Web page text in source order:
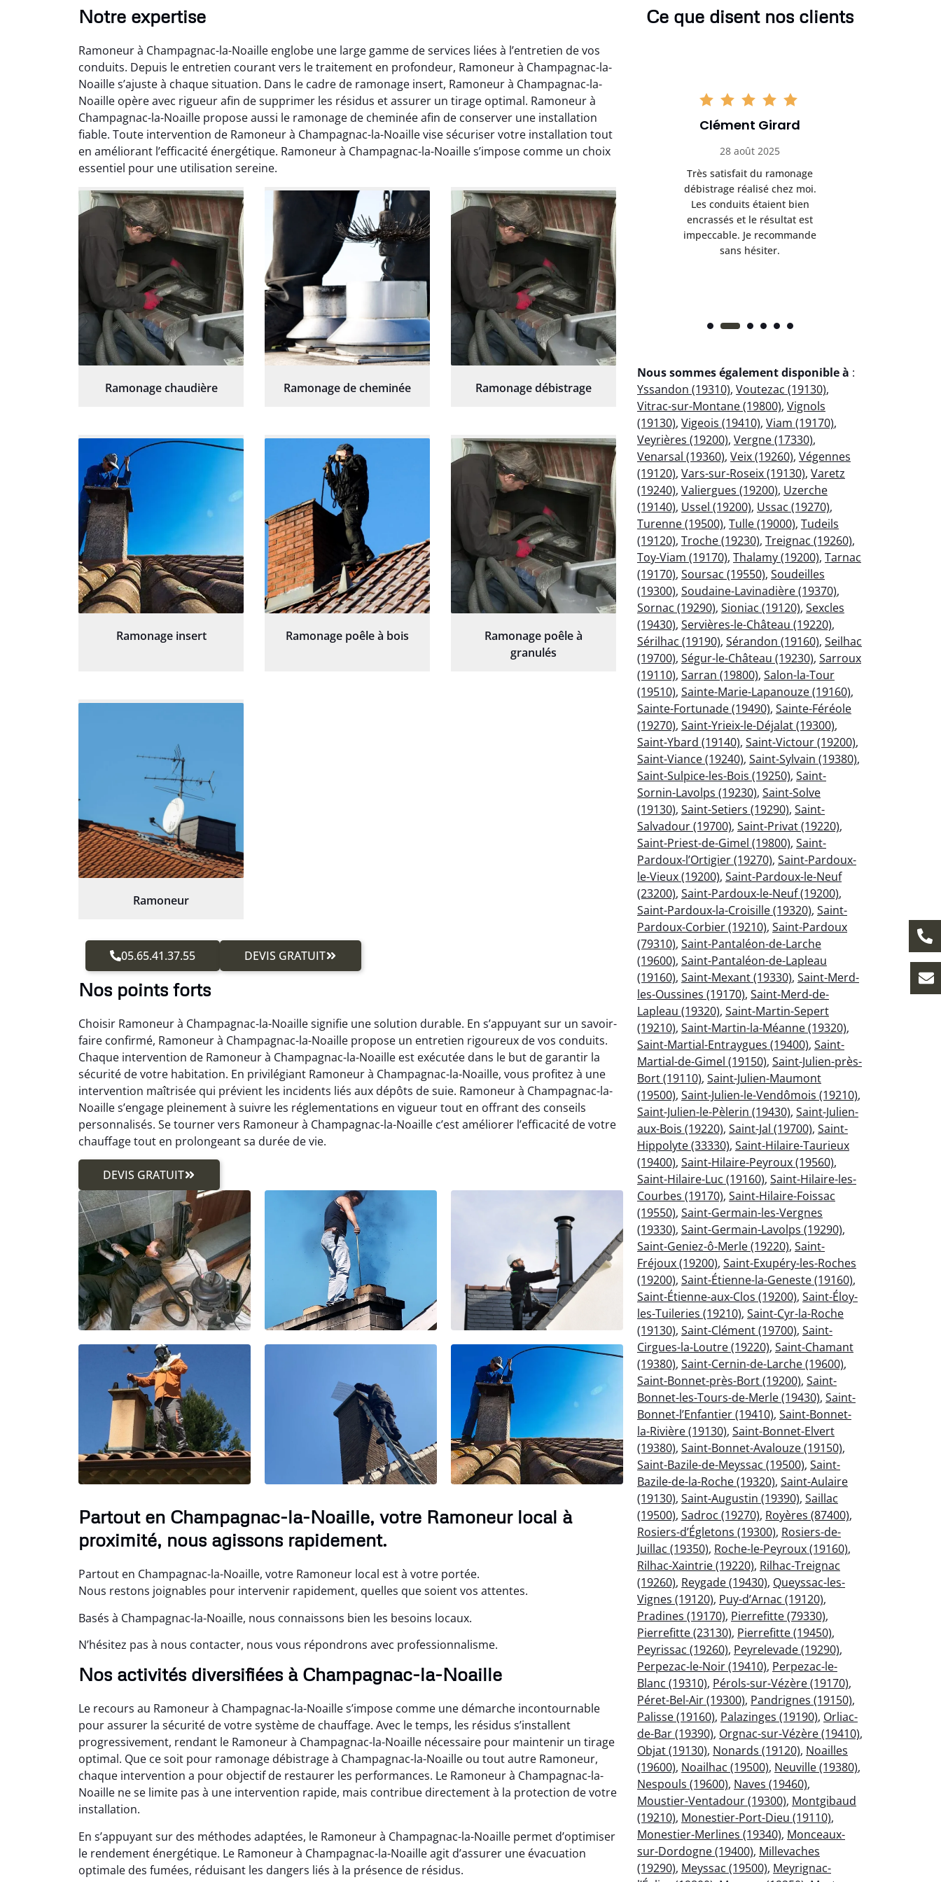
Notre expertise
Ramoneur à Champagnac-la-Noaille englobe une large gamme de services liées à l’entretien de vos
conduits. Depuis le entretien courant vers le traitement en profondeur, Ramoneur à Champagnac-la-
Noaille s’ajuste à chaque situation. Dans le cadre de ramonage insert, Ramoneur à Champagnac-la-
Noaille opère avec rigueur afin de supprimer les résidus et assurer un tirage optimal. Ramoneur à
Champagnac-la-Noaille propose aussi le ramonage de cheminée afin de conserver une installation
fiable. Toute intervention de Ramoneur à Champagnac-la-Noaille vise sécuriser votre installation tout
en améliorant l’efficacité énergétique. Ramoneur à Champagnac-la-Noaille s’impose comme un choix
essentiel pour une utilisation sereine.
Ramonage chaudière Ramonage de cheminée Ramonage débistrage
Ramonage insert Ramonage poêle à bois
Ramonage poêle à
granulés
Ramoneur
05.65.41.37.55 DEVIS GRATUIT
Nos points forts
Choisir Ramoneur à Champagnac-la-Noaille signifie une solution durable. En s’appuyant sur un savoir-
faire confirmé, Ramoneur à Champagnac-la-Noaille propose un entretien rigoureux de vos conduits.
Chaque intervention de Ramoneur à Champagnac-la-Noaille est exécutée dans le but de garantir la
sécurité de votre habitation. En privilégiant Ramoneur à Champagnac-la-Noaille, vous profitez à une
intervention maîtrisée qui prévient les incidents liés aux dépôts de suie. Ramoneur à Champagnac-la-
Noaille s’engage pleinement à suivre les réglementations en vigueur tout en offrant des conseils
personnalisés. Se tourner vers Ramoneur à Champagnac-la-Noaille c’est améliorer l’efficacité de votre
chauffage tout en prolongeant sa durée de vie.
DEVIS GRATUIT
Partout en Champagnac-la-Noaille, votre Ramoneur local à
proximité, nous agissons rapidement.
Partout en Champagnac-la-Noaille, votre Ramoneur local est à votre portée.
Nous restons joignables pour intervenir rapidement, quelles que soient vos attentes.
Basés à Champagnac-la-Noaille, nous connaissons bien les besoins locaux.
N’hésitez pas à nous contacter, nous vous répondrons avec professionnalisme.
Nos activités diversifiées à Champagnac-la-Noaille
Le recours au Ramoneur à Champagnac-la-Noaille s’impose comme une démarche incontournable
pour assurer la sécurité de votre système de chauffage. Avec le temps, les résidus s’installent
progressivement, rendant le Ramoneur à Champagnac-la-Noaille nécessaire pour maintenir un tirage
optimal. Que ce soit pour ramonage débistrage à Champagnac-la-Noaille ou tout autre Ramoneur,
chaque intervention a pour objectif de restaurer les performances. Le Ramoneur à Champagnac-la-
Noaille ne se limite pas à une intervention rapide, mais contribue directement à la protection de votre
installation.
En s’appuyant sur des méthodes adaptées, le Ramoneur à Champagnac-la-Noaille permet d’optimiser
le rendement énergétique. Le Ramoneur à Champagnac-la-Noaille agit d’assurer une évacuation
optimale des fumées, réduisant les dangers liés à la présence de résidus.
Ce que disent nos clients
Nicolas Perrin
22 janvier 2026
propre pour le ramonage
débistrage. On sent tout de
suite la différence au niveau
du tirage. Très satisfait.
Yannick Morel
12 juillet 2025
pour le ramonage débistrage
de ma cheminée. Le tirage
est nettement meilleur et
plus aucune odeur. Travail
propre et rapide.
Clément Girard
28 août 2025
Très satisfait du ramonage
débistrage réalisé chez moi.
Les conduits étaient bien
encrassés et le résultat est
impeccable. Je recommande
sans hésiter.
Nous sommes également disponible à :
Yssandon (19310), Voutezac (19130),
Vitrac-sur-Montane (19800), Vignols
(19130), Vigeois (19410), Viam (19170),
Veyrières (19200), Vergne (17330),
Venarsal (19360), Veix (19260), Végennes
(19120), Vars-sur-Roseix (19130), Varetz
(19240), Valiergues (19200), Uzerche
(19140), Ussel (19200), Ussac (19270),
Turenne (19500), Tulle (19000), Tudeils
(19120), Troche (19230), Treignac (19260),
Toy-Viam (19170), Thalamy (19200), Tarnac
(19170), Soursac (19550), Soudeilles
(19300), Soudaine-Lavinadière (19370),
Sornac (19290), Sioniac (19120), Sexcles
(19430), Servières-le-Château (19220),
Sérilhac (19190), Sérandon (19160), Seilhac
(19700), Ségur-le-Château (19230), Sarroux
(19110), Sarran (19800), Salon-la-Tour
(19510), Sainte-Marie-Lapanouze (19160),
Sainte-Fortunade (19490), Sainte-Féréole
(19270), Saint-Yrieix-le-Déjalat (19300),
Saint-Ybard (19140), Saint-Victour (19200),
Saint-Viance (19240), Saint-Sylvain (19380),
Saint-Sulpice-les-Bois (19250), Saint-
Sornin-Lavolps (19230), Saint-Solve
(19130), Saint-Setiers (19290), Saint-
Salvadour (19700), Saint-Privat (19220),
Saint-Priest-de-Gimel (19800), Saint-
Pardoux-l’Ortigier (19270), Saint-Pardoux-
le-Vieux (19200), Saint-Pardoux-le-Neuf
(23200), Saint-Pardoux-le-Neuf (19200),
Saint-Pardoux-la-Croisille (19320), Saint-
Pardoux-Corbier (19210), Saint-Pardoux
(79310), Saint-Pantaléon-de-Larche
(19600), Saint-Pantaléon-de-Lapleau
(19160), Saint-Mexant (19330), Saint-Merd-
les-Oussines (19170), Saint-Merd-de-
Lapleau (19320), Saint-Martin-Sepert
(19210), Saint-Martin-la-Méanne (19320),
Saint-Martial-Entraygues (19400), Saint-
Martial-de-Gimel (19150), Saint-Julien-près-
Bort (19110), Saint-Julien-Maumont
(19500), Saint-Julien-le-Vendômois (19210),
Saint-Julien-le-Pèlerin (19430), Saint-Julien-
aux-Bois (19220), Saint-Jal (19700), Saint-
Hippolyte (33330), Saint-Hilaire-Taurieux
(19400), Saint-Hilaire-Peyroux (19560),
Saint-Hilaire-Luc (19160), Saint-Hilaire-les-
Courbes (19170), Saint-Hilaire-Foissac
(19550), Saint-Germain-les-Vergnes
(19330), Saint-Germain-Lavolps (19290),
Saint-Geniez-ô-Merle (19220), Saint-
Fréjoux (19200), Saint-Exupéry-les-Roches
(19200), Saint-Étienne-la-Geneste (19160),
Saint-Étienne-aux-Clos (19200), Saint-Éloy-
les-Tuileries (19210), Saint-Cyr-la-Roche
(19130), Saint-Clément (19700), Saint-
Cirgues-la-Loutre (19220), Saint-Chamant
(19380), Saint-Cernin-de-Larche (19600),
Saint-Bonnet-près-Bort (19200), Saint-
Bonnet-les-Tours-de-Merle (19430), Saint-
Bonnet-l’Enfantier (19410), Saint-Bonnet-
la-Rivière (19130), Saint-Bonnet-Elvert
(19380), Saint-Bonnet-Avalouze (19150),
Saint-Bazile-de-Meyssac (19500), Saint-
Bazile-de-la-Roche (19320), Saint-Aulaire
(19130), Saint-Augustin (19390), Saillac
(19500), Sadroc (19270), Royères (87400),
Rosiers-d’Égletons (19300), Rosiers-de-
Juillac (19350), Roche-le-Peyroux (19160),
Rilhac-Xaintrie (19220), Rilhac-Treignac
(19260), Reygade (19430), Queyssac-les-
Vignes (19120), Puy-d’Arnac (19120),
Pradines (19170), Pierrefitte (79330),
Pierrefitte (23130), Pierrefitte (19450),
Peyrissac (19260), Peyrelevade (19290),
Perpezac-le-Noir (19410), Perpezac-le-
Blanc (19310), Pérols-sur-Vézère (19170),
Péret-Bel-Air (19300), Pandrignes (19150),
Palisse (19160), Palazinges (19190), Orliac-
de-Bar (19390), Orgnac-sur-Vézère (19410),
Objat (19130), Nonards (19120), Noailles
(19600), Noailhac (19500), Neuville (19380),
Nespouls (19600), Naves (19460),
Moustier-Ventadour (19300), Montgibaud
(19210), Monestier-Port-Dieu (19110),
Monestier-Merlines (19340), Monceaux-
sur-Dordogne (19400), Millevaches
(19290), Meyssac (19500), Meyrignac-